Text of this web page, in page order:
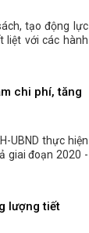
tạo động lực
liệt với các hành
chi phí, tăng
UBND thực hiện
giai đoạn 2020 -
lượng tiết